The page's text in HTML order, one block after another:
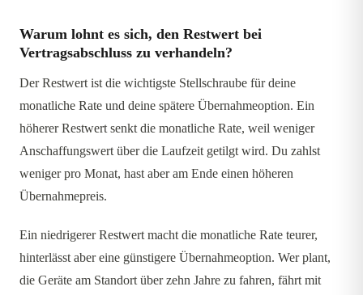
Warum lohnt es sich, den Restwert bei
Vertragsabschluss zu verhandeln?
Der Restwert ist die wichtigste Stellschraube für deine
monatliche Rate und deine spätere Übernahmeoption. Ein
höherer Restwert senkt die monatliche Rate, weil weniger
Anschaffungswert über die Laufzeit getilgt wird. Du zahlst
weniger pro Monat, hast aber am Ende einen höheren
Übernahmepreis.
Ein niedrigerer Restwert macht die monatliche Rate teurer,
hinterlässt aber eine günstigere Übernahmeoption. Wer plant,
die Geräte am Standort über zehn Jahre zu fahren, fährt mit